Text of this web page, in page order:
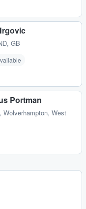
GB
Portman
, Wolverhampton, West